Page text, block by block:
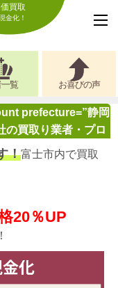
買取
金化！
覧 お喜びの声
prefecture=”静岡
の買取り業者・プロ
！富士市内で買取
20％UP